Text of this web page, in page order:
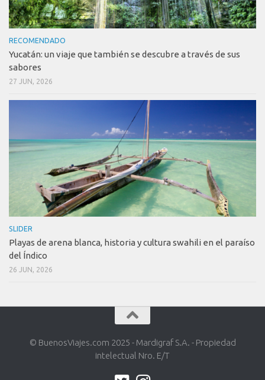
RECOMENDADO
Yucatán: un viaje que también se descubre a través de sus
sabores
27 JUN, 2026
SLIDER
Playas de arena blanca, historia y cultura swahili en el paraíso
del Índico
26 JUN, 2026
© BuenosViajes.com 2025 - Mardigraf S.A. - Propiedad
intelectual Nro. E/T